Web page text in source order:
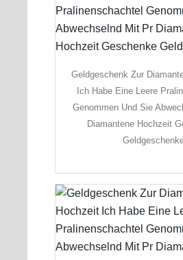
Geldgeschenk Zur
Ich Habe Eine Leere
Genommen Und Sie
Diamantene Hochzeit